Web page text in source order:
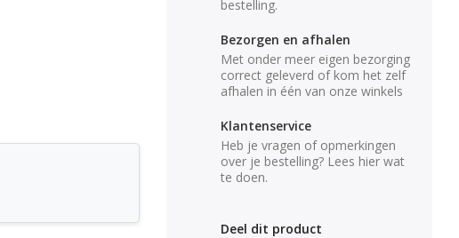
bestelling.
Bezorgen en afhalen
Met onder meer eigen bezorging
correct geleverd of kom het zelf
afhalen in één van onze winkels
Klantenservice
Heb je vragen of opmerkingen
over je bestelling? Lees hier wat
te doen.
Deel dit product